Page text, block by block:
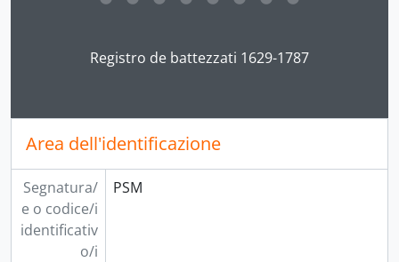
Registro de battezzati 1629-1787
Area dell'identificazione
Segnatura/
e o codice/i
identificativ
o/i
PSM